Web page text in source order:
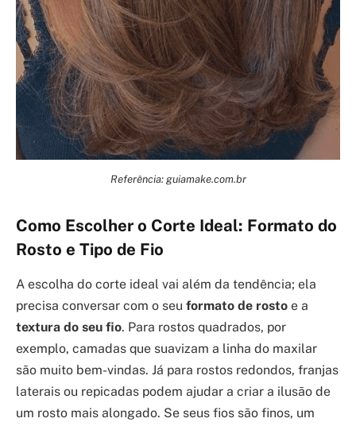
Referência: guiamake.com.br
Como Escolher o Corte Ideal: Formato do
Rosto e Tipo de Fio
A escolha do corte ideal vai além da tendência; ela
precisa conversar com o seu formato de rosto e a
textura do seu fio. Para rostos quadrados, por
exemplo, camadas que suavizam a linha do maxilar
são muito bem-vindas. Já para rostos redondos, franjas
laterais ou repicadas podem ajudar a criar a ilusão de
um rosto mais alongado. Se seus fios são finos, um